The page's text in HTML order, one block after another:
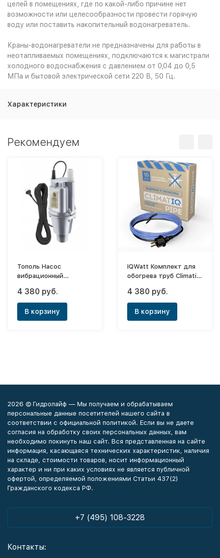
целей в помещениях, где по какой-либо причине нет
возможности или целесообразности провести горячую
воду или поставить накопительный водонагреватель.
Краны-водонагреватели не предназначены для работы в
неотапливаемых помещениях, подключаются к магистрали
холодного водоснабжения с давлением от 0,04 до 0,5
МПа и бытовой электрической сети 220 В, 50 Гц.
Характеристики
Рекомендуем
Тополь Насос
вибрационный
нижним забором и
защитой)
4 380 руб.
В корзину
IQWatt Комплект для
обогрева труб Climatiq
4 380 руб.
В корзину
2026 © Гидролайф — Мы получаем и обрабатываем
персональные данные посетителей нашего сайта в
соответствии с официальной политикой. Если вы не даете
согласия на обработку своих персональных данных, вам
необходимо покинуть наш сайт. Вся представленная на сайте
информация, касающаяся технических характеристик, наличия
на складе, стоимости товаров, носит информационный
характер и ни при каких условиях не является публичной
офертой, определяемой положениями Статьи 437(2)
Гражданского кодекса РФ.
+7 (495) 108-3228
Контакты: